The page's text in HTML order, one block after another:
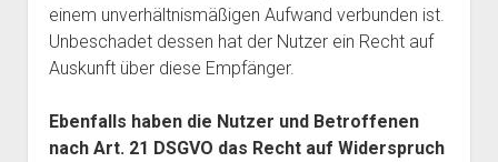
einem unverhältnismäßigen Aufwand verbunden ist.
Unbeschadet dessen hat der Nutzer ein Recht auf
Auskunft über diese Empfänger.
Ebenfalls haben die Nutzer und Betroffenen
nach Art. 21 DSGVO das Recht auf Widerspruch